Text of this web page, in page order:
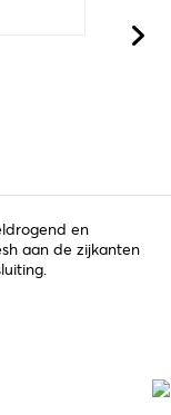
en
aan de zijkanten